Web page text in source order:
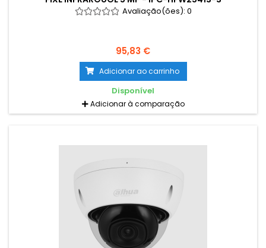
Avaliação(ões): 0
95,83 €
Adicionar ao carrinho
Disponível
Adicionar à comparação